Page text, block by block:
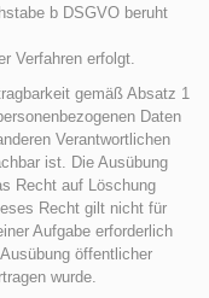
b DSGVO beruht
Verfahren erfolgt.
gemäß Absatz 1
Daten
Verantwortlichen
ist. Die Ausübung
Recht auf Löschung
Recht gilt nicht für
Aufgabe erforderlich
öffentlicher
wurde.